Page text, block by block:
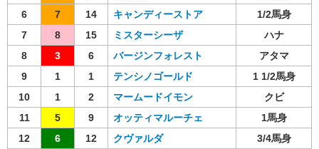
6
7 14 キャンディーストア
1/2馬身
7
8 15 ミスターシーザ
ハナ
8
3 6 バージンフォレスト
アタマ
9
1 1 テンシノゴールド
1 1/2馬身
10
1 2 マームードイモン
クビ
11
5 9 オッティマルーチェ
1馬身
12
6 12 クヴァルダ
3/4馬身